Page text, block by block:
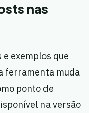
nas
exemplos que
ferramenta muda
ponto de
na versão